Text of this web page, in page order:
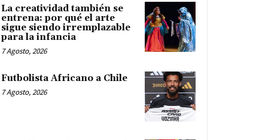
La creatividad también se
entrena: por qué el arte
sigue siendo irremplazable
para la infancia
7 Agosto, 2026
Futbolista Africano a Chile
7 Agosto, 2026